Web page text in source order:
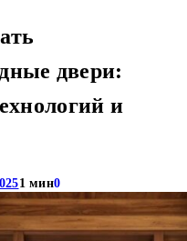
двери:
и
1 мин0